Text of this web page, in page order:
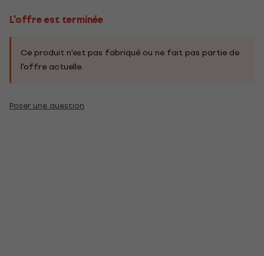
L'offre est terminée
Ce produit n'est pas fabriqué ou ne fait pas partie de
l'offre actuelle.
Poser une question